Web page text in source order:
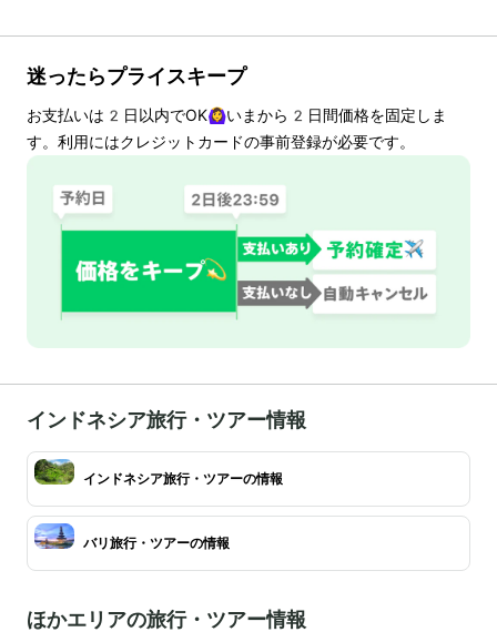
迷ったらプライスキープ
お支払いは 2 日以内でOK🙆‍♀️いまから 2 日間価格を固定しま
す。利用にはクレジットカードの事前登録が必要です。
インドネシア旅行・ツアー情報
インドネシア旅行・ツアーの情報
バリ旅行・ツアーの情報
ほかエリアの旅行・ツアー情報